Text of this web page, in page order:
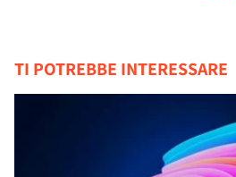
TI POTREBBE INTERESSARE